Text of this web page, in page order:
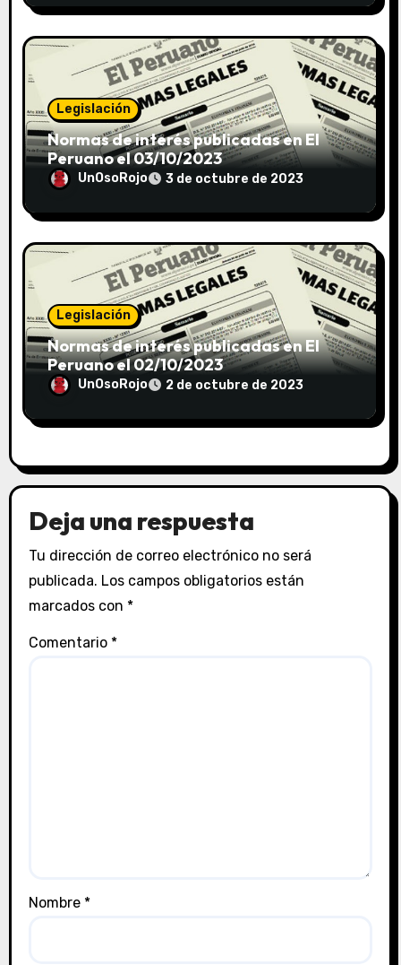
Legislación
Normas de interés publicadas en El
Peruano el 03/10/2023
UnOsoRojo 3 de octubre de 2023
Legislación
Normas de interés publicadas en El
Peruano el 02/10/2023
UnOsoRojo 2 de octubre de 2023
Deja una respuesta
Tu dirección de correo electrónico no será
publicada. Los campos obligatorios están
marcados con *
Comentario *
Nombre *